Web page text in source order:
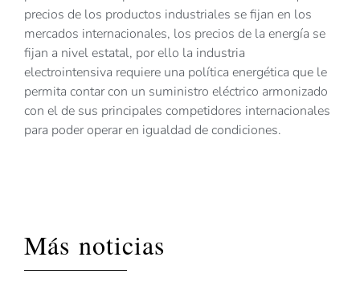
precios de los productos industriales se fijan en los
mercados internacionales, los precios de la energía se
fijan a nivel estatal, por ello la industria
electrointensiva requiere una política energética que le
permita contar con un suministro eléctrico armonizado
con el de sus principales competidores internacionales
para poder operar en igualdad de condiciones.
Más noticias